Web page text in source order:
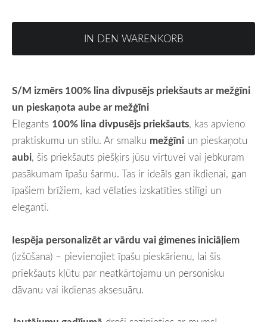
IN DEN WARENKORB
S/M izmērs 100% lina divpusējs priekšauts ar mežģīni
un pieskaņota aube ar mežģīni
Elegants 100% lina divpusējs priekšauts, kas apvieno
praktiskumu un stilu. Ar smalku mežģīni un pieskaņotu
aubi, šis priekšauts piešķirs jūsu virtuvei vai jebkuram
pasākumam īpašu šarmu. Tas ir ideāls gan ikdienai, gan
īpašiem brīžiem, kad vēlaties izskatīties stilīgi un
eleganti.
Iespēja personalizēt ar vārdu vai ģimenes iniciāļiem
(izšūšana) – pievienojiet īpašu pieskārienu, lai šis
priekšauts kļūtu par neatkārtojamu un personisku
dāvanu vai ikdienas aksesuāru.